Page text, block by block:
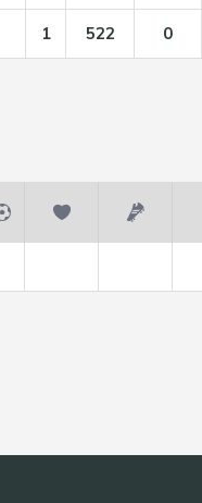
1 522 0